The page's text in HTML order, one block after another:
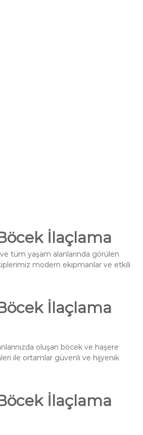
İlaçlama
tüm yaşam alanlarında görülen
modern ekipmanlar ve etkili
İlaçlama
oluşan böcek ve haşere
ile ortamlar güvenli ve hijyenik
İlaçlama